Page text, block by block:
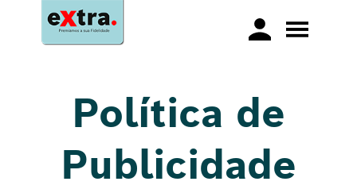
Política de
Publicidade